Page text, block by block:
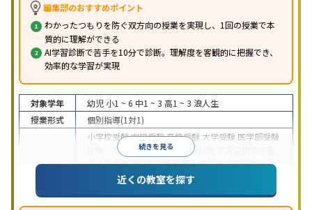
編集部のおすすめポイント
わかったつもりを防ぐ双方向の授業を実現し、1回の授業で本
質的に理解ができる
AI学習診断で苦手を10分で診断。理解度を客観的に把握でき、
効率的な学習が実現
続きを見る
対象学年 幼児 小1 ~ 6 中1 ~ 3 高1 ~ 3 浪人生
授業形式
個別指導(1対1)
小学校受験中学受験高校受験 大学受験 医学部受験
授業・定期テスト対策
内申点対策
総合型選抜(旧AO)対策推薦入試対策学校別特化対
国公立大対策私大対策 共通テスト対策
語・英会話特化対策その他科目別特化対策
近くの教室を探す